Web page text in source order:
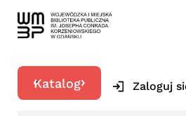
Katalog Zaloguj